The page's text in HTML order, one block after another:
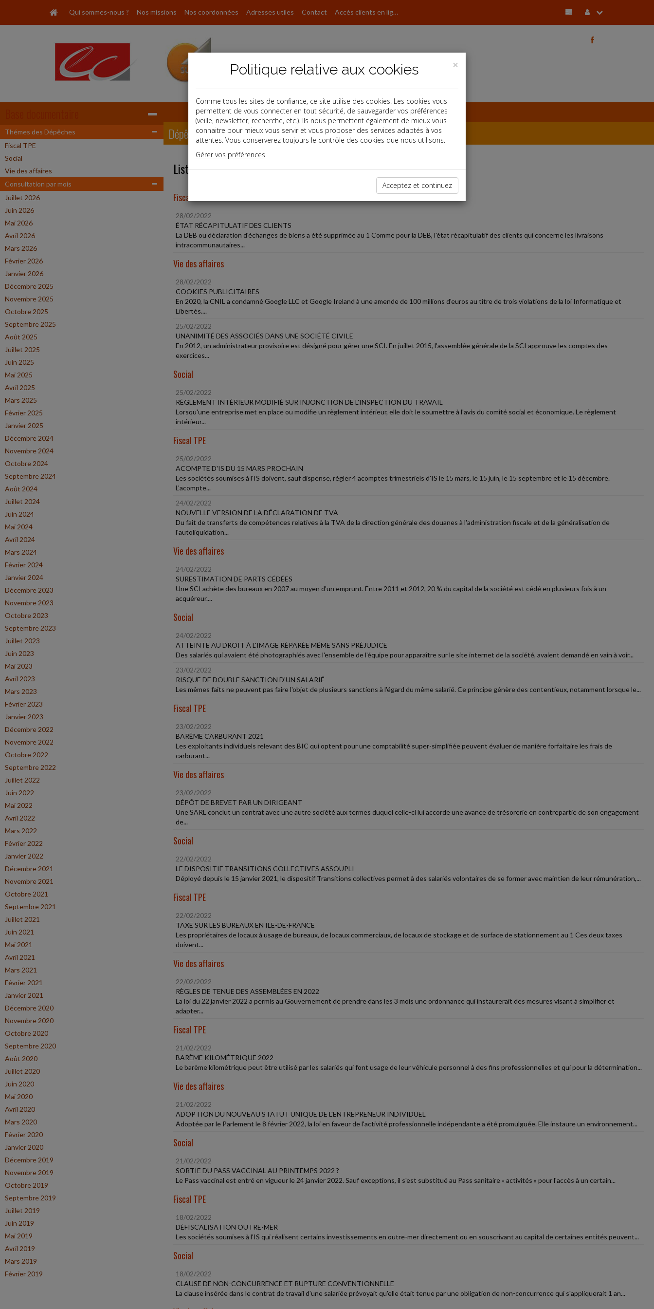
Qui sommes-nous ? Nos missions Nos coordonnées Adresses utiles Contact Accès clients en ligne
b
Thémes des Dépêches
Fiscal TPE
Social
Vie des affaires
Consultation par mois
Juillet 2026
Juin 2026
Mai 2026
Avril 2026
Mars 2026
Février 2026
Janvier 2026
Décembre 2025
Novembre 2025
Octobre 2025
Septembre 2025
Août 2025
Juillet 2025
Juin 2025
Mai 2025
Avril 2025
Mars 2025
Février 2025
Janvier 2025
Décembre 2024
Novembre 2024
Octobre 2024
Septembre 2024
Août 2024
Juillet 2024
Juin 2024
Mai 2024
Avril 2024
Mars 2024
Février 2024
Janvier 2024
Décembre 2023
Novembre 2023
Octobre 2023
Septembre 2023
Juillet 2023
Juin 2023
Mai 2023
Avril 2023
Mars 2023
Février 2023
Janvier 2023
Décembre 2022
Novembre 2022
Octobre 2022
Septembre 2022
Juillet 2022
Juin 2022
Mai 2022
Avril 2022
Mars 2022
Février 2022
Janvier 2022
Décembre 2021
Novembre 2021
Octobre 2021
Septembre 2021
Juillet 2021
Juin 2021
Mai 2021
Avril 2021
Mars 2021
Février 2021
Janvier 2021
Décembre 2020
Novembre 2020
Octobre 2020
Septembre 2020
Août 2020
Juillet 2020
Juin 2020
Mai 2020
Avril 2020
Mars 2020
Février 2020
Janvier 2020
Décembre 2019
Novembre 2019
Octobre 2019
Septembre 2019
Juillet 2019
Juin 2019
Mai 2019
Avril 2019
Mars 2019
Février 2019
Dépêches
Liste des dernières dépêches
Fiscal TPE
28/02/2022
ÉTAT RÉCAPITULATIF DES CLIENTS
La DEB ou déclaration d'échanges de biens a été supprimée au 1 Comme pour la DEB, l'état récapitulatif des clients qui concerne les livraisons
intracommunautaires...
Vie des affaires
28/02/2022
COOKIES PUBLICITAIRES
En 2020, la CNIL a condamné Google LLC et Google Ireland à une amende de 100 millions d'euros au titre de trois violations de la loi Informatique et
Libertés....
25/02/2022
UNANIMITÉ DES ASSOCIÉS DANS UNE SOCIÉTÉ CIVILE
En 2012, un administrateur provisoire est désigné pour gérer une SCI. En juillet 2015, l'assemblée générale de la SCI approuve les comptes des
exercices...
Social
25/02/2022
RÈGLEMENT INTÉRIEUR MODIFIÉ SUR INJONCTION DE L'INSPECTION DU TRAVAIL
Lorsqu'une entreprise met en place ou modifie un règlement intérieur, elle doit le soumettre à l'avis du comité social et économique. Le règlement
intérieur...
Fiscal TPE
25/02/2022
ACOMPTE D'IS DU 15 MARS PROCHAIN
Les sociétés soumises à l'IS doivent, sauf dispense, régler 4 acomptes trimestriels d'IS le 15 mars, le 15 juin, le 15 septembre et le 15 décembre.
L'acompte...
24/02/2022
NOUVELLE VERSION DE LA DÉCLARATION DE TVA
Du fait de transferts de compétences relatives à la TVA de la direction générale des douanes à l'administration fiscale et de la généralisation de
l'autoliquidation...
Vie des affaires
24/02/2022
SURESTIMATION DE PARTS CÉDÉES
Une SCI achète des bureaux en 2007 au moyen d'un emprunt. Entre 2011 et 2012, 20 % du capital de la société est cédé en plusieurs fois à un
acquéreur....
Social
24/02/2022
ATTEINTE AU DROIT À L'IMAGE RÉPARÉE MÊME SANS PRÉJUDICE
Des salariés qui avaient été photographiés avec l'ensemble de l'équipe pour apparaître sur le site internet de la société, avaient demandé en vain à voir...
23/02/2022
RISQUE DE DOUBLE SANCTION D'UN SALARIÉ
Les mêmes faits ne peuvent pas faire l'objet de plusieurs sanctions à l'égard du même salarié. Ce principe génère des contentieux, notamment lorsque le...
Fiscal TPE
23/02/2022
BARÈME CARBURANT 2021
Les exploitants individuels relevant des BIC qui optent pour une comptabilité super-simplifiée peuvent évaluer de manière forfaitaire les frais de
carburant...
Vie des affaires
23/02/2022
DÉPÔT DE BREVET PAR UN DIRIGEANT
Une SARL conclut un contrat avec une autre société aux termes duquel celle-ci lui accorde une avance de trésorerie en contrepartie de son engagement
de...
Social
22/02/2022
LE DISPOSITIF TRANSITIONS COLLECTIVES ASSOUPLI
Déployé depuis le 15 janvier 2021, le dispositif Transitions collectives permet à des salariés volontaires de se former avec maintien de leur rémunération,...
Fiscal TPE
22/02/2022
TAXE SUR LES BUREAUX EN ILE-DE-FRANCE
Les propriétaires de locaux à usage de bureaux, de locaux commerciaux, de locaux de stockage et de surface de stationnement au 1 Ces deux taxes
doivent...
Vie des affaires
22/02/2022
RÈGLES DE TENUE DES ASSEMBLÉES EN 2022
La loi du 22 janvier 2022 a permis au Gouvernement de prendre dans les 3 mois une ordonnance qui instaurerait des mesures visant à simplifier et
adapter...
Fiscal TPE
21/02/2022
BARÈME KILOMÉTRIQUE 2022
Le barème kilométrique peut être utilisé par les salariés qui font usage de leur véhicule personnel à des fins professionnelles et qui pour la détermination...
Vie des affaires
21/02/2022
ADOPTION DU NOUVEAU STATUT UNIQUE DE L'ENTREPRENEUR INDIVIDUEL
Adoptée par le Parlement le 8 février 2022, la loi en faveur de l'activité professionnelle indépendante a été promulguée. Elle instaure un environnement...
Social
21/02/2022
SORTIE DU PASS VACCINAL AU PRINTEMPS 2022 ?
Le Pass vaccinal est entré en vigueur le 24 janvier 2022. Sauf exceptions, il s'est substitué au Pass sanitaire « activités » pour l'accès à un certain...
Fiscal TPE
18/02/2022
DÉFISCALISATION OUTRE-MER
Les sociétés soumises à l'IS qui réalisent certains investissements en outre-mer directement ou en souscrivant au capital de certaines entités peuvent...
Social
18/02/2022
CLAUSE DE NON-CONCURRENCE ET RUPTURE CONVENTIONNELLE
La clause insérée dans le contrat de travail d'une salariée prévoyait qu'elle était tenue par une obligation de non-concurrence qui s'appliquerait 1 an...
×
Politique relative aux cookies
Comme tous les sites de confiance, ce site utilise des cookies. Les cookies vous
permettent de vous connecter en tout sécurité, de sauvegarder vos préférences
(veille, newsletter, recherche, etc.). Ils nous permettent également de mieux vous
connaitre pour mieux vous servir et vous proposer des services adaptés à vos
attentes. Vous conserverez toujours le contrôle des cookies que nous utilisons.
Gérer vos préférences
Acceptez et continuez